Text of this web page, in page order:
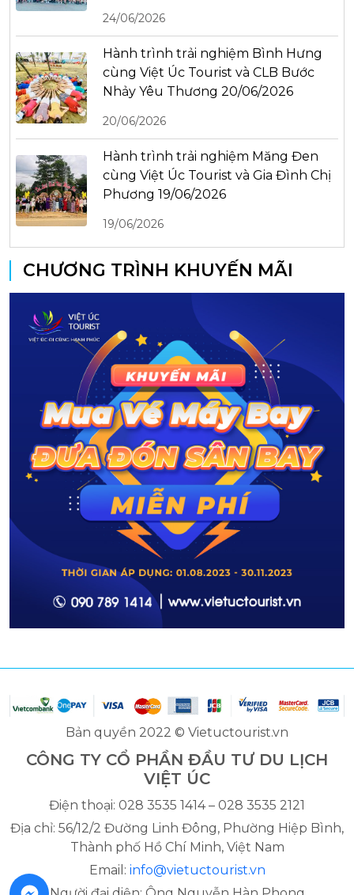
24/06/2026
Hành trình trải nghiệm Bình Hưng
cùng Việt Úc Tourist và CLB Bước
Nhảy Yêu Thương 20/06/2026
20/06/2026
Hành trình trải nghiệm Măng Đen
cùng Việt Úc Tourist và Gia Đình Chị
Phương 19/06/2026
19/06/2026
CHƯƠNG TRÌNH KHUYẾN MÃI
Bản quyền 2022 © Vietuctourist.vn
CÔNG TY CỔ PHẦN ĐẦU TƯ DU LỊCH
VIỆT ÚC
Điện thoại: 028 3535 1414 – 028 3535 2121
Địa chỉ: 56/12/2 Đường Linh Đông, Phường Hiệp Bình,
Thành phố Hồ Chí Minh, Việt Nam
Email: info@vietuctourist.vn